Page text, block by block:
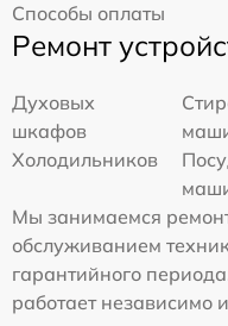
Способы оплаты
Ремонт
Духовых
шкафов
Холодильников
Мы занимаемся
обслуживанием
гарантийного
работает независимо